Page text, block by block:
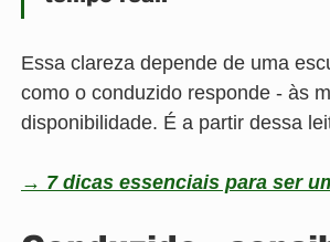
Essa clareza depende de uma
como o conduzido responde - às
disponibilidade. É a partir dessa
→ 7 dicas essenciais para ser